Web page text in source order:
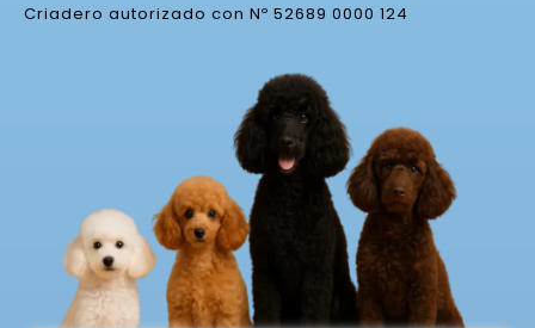
Criadero autorizado con Nº 52689 0000 124